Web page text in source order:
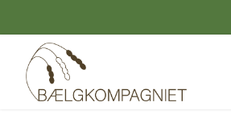
Your cart is empty.
199,00kr.